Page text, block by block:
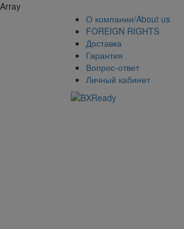
Array
О компании/About us
FOREIGN RIGHTS
Доставка
Гарантия
Вопрос-ответ
Личный кабинет